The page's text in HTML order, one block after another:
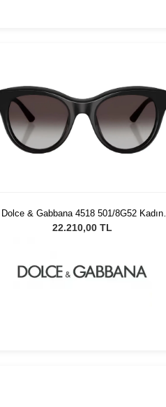
Dolce & Gabbana 4518 501/8G52 Kadın
Güneş Gözlüğü
22.210,00 TL